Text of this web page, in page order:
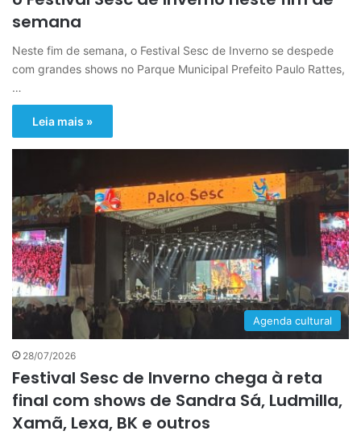
semana
Neste fim de semana, o Festival Sesc de Inverno se despede
com grandes shows no Parque Municipal Prefeito Paulo Rattes,
…
Leia mais »
Agenda cultural
28/07/2026
Festival Sesc de Inverno chega à reta
final com shows de Sandra Sá, Ludmilla,
Xamã, Lexa, BK e outros